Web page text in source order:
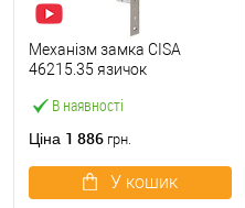
В наявності
Механізм замка CISA
46215.35 язичок
нержавіюча сталь
Ціна 1 886 грн.
У кошик